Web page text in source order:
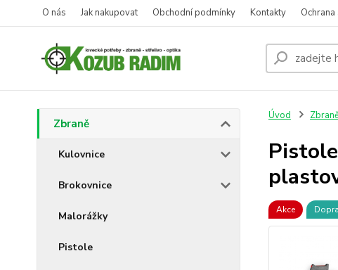
O nás Jak nakupovat Obchodní podmínky Kontakty
Zbraně
Kulovnice
Brokovnice
Malorážky
Pistole
Úvod
Akce